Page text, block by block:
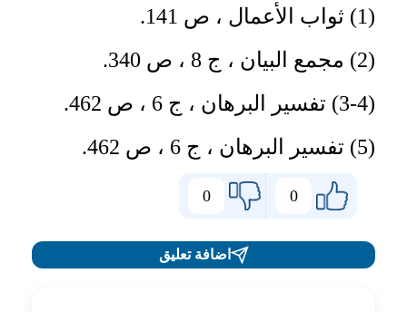
(1) ثواب الأعمال ، ص 141.
(2) مجمع البيان ، ج 8 ، ص 340.
(3-4) تفسير البرهان ، ج 6 ، ص 462.
(5) تفسير البرهان ، ج 6 ، ص 462.
0
0
اضافة تعليق